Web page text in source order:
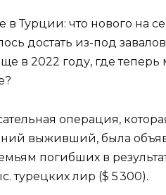
в Турции: что нового на
достать из-под
в 2022 году, где
операция,
выживший, была
погибших в
турецких лир ($ 5 300).